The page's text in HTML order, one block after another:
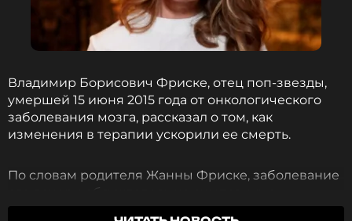
Владимир Борисович Фриске, отец поп-звезды,
умершей 15 июня 2015 года от онкологического
заболевания мозга, рассказал о том, как
изменения в терапии ускорили ее смерть.
По словам родителя Жанны Фриске, заболевание
его дочери обсуждалось на симпозиуме
специалистов в Нью-Йорке. Один из онкологов,